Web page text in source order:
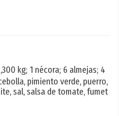
kg; 1 nécora; 6 almejas; 4
pimiento verde, puerro,
sal, salsa de tomate, fumet